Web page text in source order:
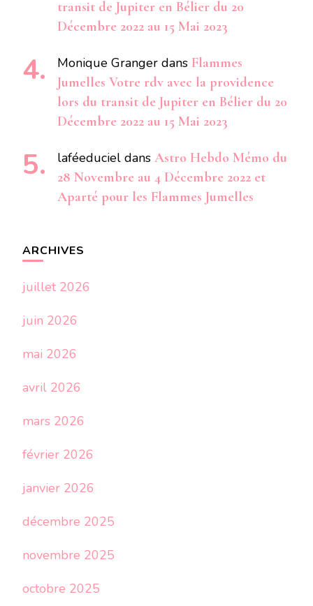
transit de Jupiter en Bélier du 20
Décembre 2022 au 15 Mai 2023
Monique Granger dans Flammes
Jumelles Votre rdv avec la providence
lors du transit de Jupiter en Bélier du 20
Décembre 2022 au 15 Mai 2023
laféeduciel dans Astro Hebdo Mémo du
28 Novembre au 4 Décembre 2022 et
Aparté pour les Flammes Jumelles
ARCHIVES
juillet 2026
juin 2026
mai 2026
avril 2026
mars 2026
février 2026
janvier 2026
décembre 2025
novembre 2025
octobre 2025